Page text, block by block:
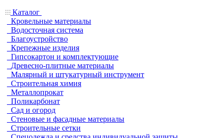
Каталог
Кровельные материалы
Водосточная система
Благоустройство
Крепежные изделия
Гипсокартон и комплектующие
Древесно-плитные материалы
Малярный и штукатурный инструмент
Строительная химия
Металлопрокат
Поликарбонат
Сад и огород
Стеновые и фасадные материалы
Строительные сетки